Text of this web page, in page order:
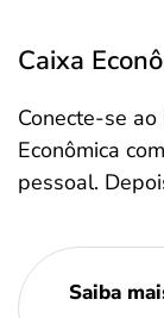
Caixa
Conecte-se
Econômica
pessoal.
Saiba